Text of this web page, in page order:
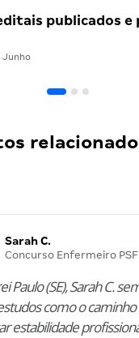
publicados
Junho
Sarah C.
Concurso Enfermeiro PSF
Paulo (SE), Sarah C.
como o
estabilidade